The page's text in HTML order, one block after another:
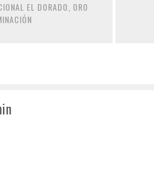
EL DORADO, ORO